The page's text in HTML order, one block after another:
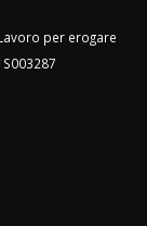
per erogare